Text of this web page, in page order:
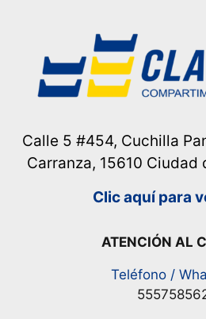
Calle 5 #454, Cuchilla
Carranza, 15610 Ciudad
Clic aquí para
ATENCIÓN AL
Teléfono /